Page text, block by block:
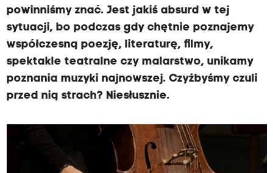
powinniśmy znać. Jest jakiś absurd w tej
sytuacji, bo podczas gdy chętnie poznajemy
współczesną poezję, literaturę, filmy,
spektakle teatralne czy malarstwo, unikamy
poznania muzyki najnowszej. Czyżbyśmy czuli
przed nią strach? Niesłusznie.